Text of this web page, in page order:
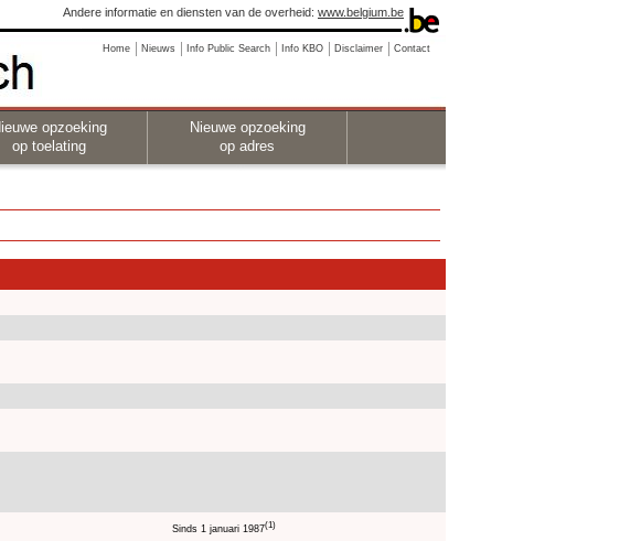
Andere informatie en diensten van de overheid: www.belgium.be
Home Nieuws Info Public Search Info KBO Disclaimer Contact
opzoeking
op toelating
Nieuwe opzoeking
op adres
Sinds 1 januari 1987(1)